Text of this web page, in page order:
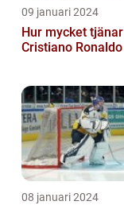
09 januari 2024
Hur mycket tjänar
Cristiano Ronaldo
08 januari 2024